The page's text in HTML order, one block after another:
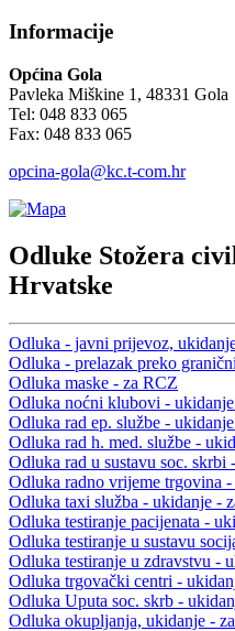
Informacije
Općina Gola
Pavleka Miškine 1, 48331 Gola
Tel: 048 833 065
Fax: 048 833 065
opcina-gola@kc.t-com.hr
Odluke Stožera
Hrvatske
Odluka - javni prijevoz,
Odluka - prelazak preko
Odluka maske - za RCZ
Odluka noćni klubovi -
Odluka rad ep. službe -
Odluka rad h. med. službe -
Odluka rad u sustavu soc. skrbi
Odluka radno vrijeme trgovina
Odluka taxi služba - ukidanje -
Odluka testiranje pacijenata -
Odluka testiranje u sustavu
Odluka testiranje u zdravstvu -
Odluka trgovački centri -
Odluka Uputa soc. skrb -
Odluka okupljanja, ukidanje -